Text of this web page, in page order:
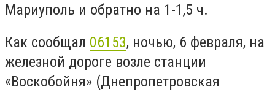
Мариуполь и обратно на 1-1,5 ч.
Как сообщал 06153, ночью, 6 февраля, на
железной дороге возле станции
«Воскобойня» (Днепропетровская